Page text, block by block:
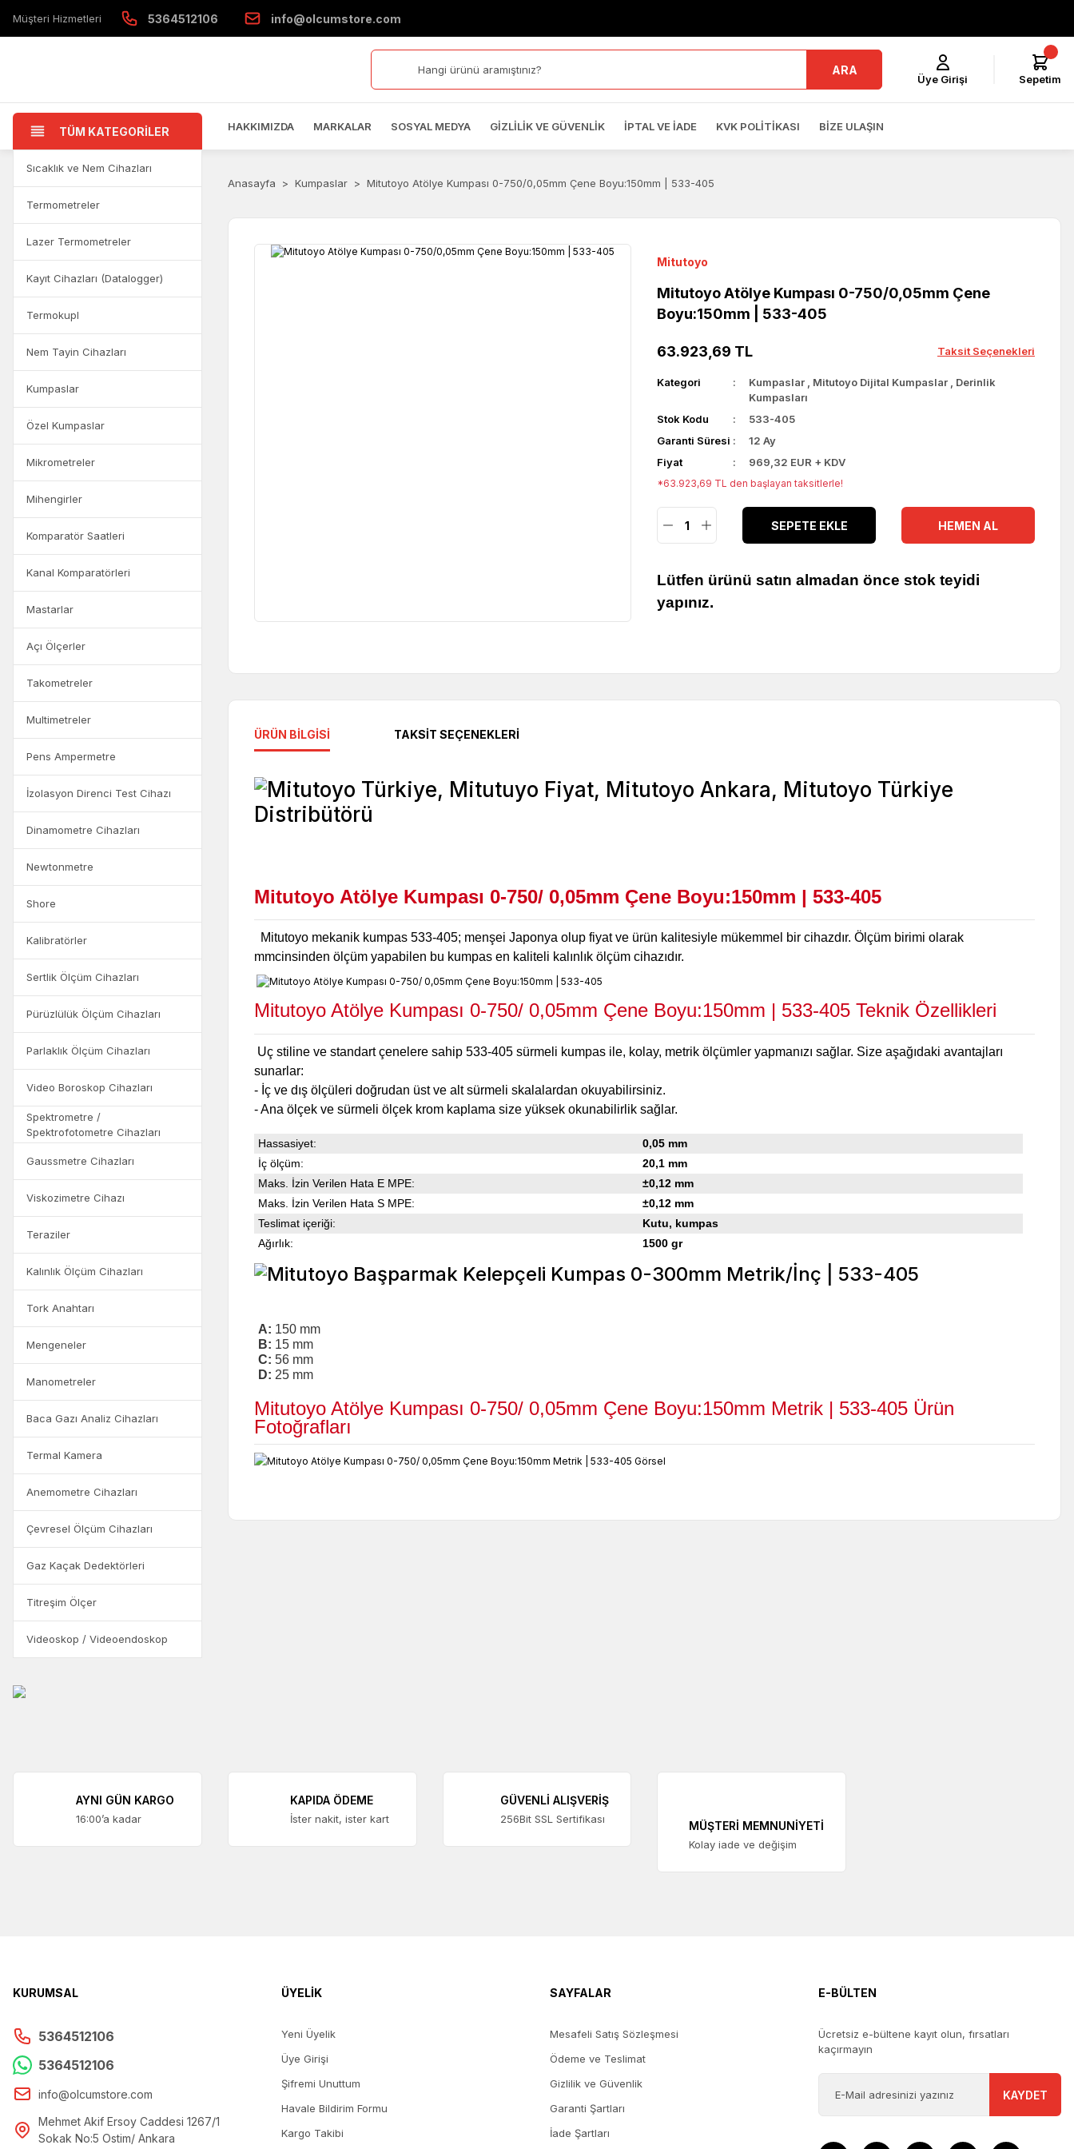
Müşteri Hizmetleri 5364512106 info@olcumstore.com
ARA
Üye Girişi Sepetim
TÜM KATEGORİLER HAKKIMIZDA MARKALAR SOSYAL MEDYA GIZLILIK VE GÜVENLIK İPTAL VE İADE KVK POLITIKASI BIZE ULAŞIN
Sıcaklık ve Nem Cihazları
Termometreler
Lazer Termometreler
Kayıt Cihazları (Datalogger)
Termokupl
Nem Tayin Cihazları
Kumpaslar
Özel Kumpaslar
Mikrometreler
Mihengirler
Komparatör Saatleri
Kanal Komparatörleri
Mastarlar
Açı Ölçerler
Takometreler
Multimetreler
Pens Ampermetre
İzolasyon Direnci Test Cihazı
Dinamometre Cihazları
Newtonmetre
Shore
Kalibratörler
Sertlik Ölçüm Cihazları
Pürüzlülük Ölçüm Cihazları
Parlaklık Ölçüm Cihazları
Video Boroskop Cihazları
Spektrometre /
Spektrofotometre Cihazları
Gaussmetre Cihazları
Viskozimetre Cihazı
Teraziler
Kalınlık Ölçüm Cihazları
Tork Anahtarı
Mengeneler
Manometreler
Baca Gazı Analiz Cihazları
Termal Kamera
Anemometre Cihazları
Çevresel Ölçüm Cihazları
Gaz Kaçak Dedektörleri
Titreşim Ölçer
Videoskop / Videoendoskop
Anasayfa Kumpaslar Mitutoyo Atölye Kumpası 0-750/0,05mm Çene Boyu:150mm | 533-405
Mitutoyo
Mitutoyo Atölye Kumpası 0-750/0,05mm Çene
Boyu:150mm | 533-405
63.923,69 TL Taksit Seçenekleri
Kategori Kumpaslar Mitutoyo Dijital Kumpaslar
Derinlik
Kumpasları
Stok Kodu
533-405
Garanti Süresi
12 Ay
Fiyat
969,32 EUR + KDV
*63.923,69 TL den başlayan taksitlerle!
SEPETE EKLE HEMEN AL
Lütfen ürünü satın almadan önce stok teyidi
yapınız.
ÜRÜN BILGISI TAKSIT SEÇENEKLERI
Mitutoyo Atölye Kumpası 0-750/ 0,05mm Çene Boyu:150mm | 533-405
Mitutoyo mekanik kumpas 533-405; menşei Japonya olup fiyat ve ürün kalitesiyle mükemmel bir cihazdır. Ölçüm birimi olarak
mmcinsinden ölçüm yapabilen bu kumpas en kaliteli kalınlık ölçüm cihazıdır.
Mitutoyo Atölye Kumpası 0-750/ 0,05mm Çene Boyu:150mm | 533-405 Teknik Özellikleri
Uç stiline ve standart çenelere sahip 533-405 sürmeli kumpas ile, kolay, metrik ölçümler yapmanızı sağlar. Size aşağıdaki avantajları
sunarlar:
- İç ve dış ölçüleri doğrudan üst ve alt sürmeli skalalardan okuyabilirsiniz.
- Ana ölçek ve sürmeli ölçek krom kaplama size yüksek okunabilirlik sağlar.
Hassasiyet:
0,05 mm
İç ölçüm:
20,1 mm
Maks. İzin Verilen Hata E MPE:
±0,12 mm
Maks. İzin Verilen Hata S MPE:
±0,12 mm
Teslimat içeriği:
Kutu, kumpas
Ağırlık:
1500 gr
A: 150 mm
B: 15 mm
C: 56 mm
D: 25 mm
Mitutoyo Atölye Kumpası 0-750/ 0,05mm Çene Boyu:150mm Metrik | 533-405 Ürün
Fotoğrafları
AYNI GÜN KARGO
16:00’a kadar
KAPIDA ÖDEME
İster nakit, ister kart
GÜVENLİ ALIŞVERİŞ
256Bit SSL Sertifikası MÜŞTERİ MEMNUNİYETİ
Kolay iade ve değişim
KURUMSAL
5364512106
5364512106
info@olcumstore.com
Mehmet Akif Ersoy Caddesi 1267/1
Sokak No:5 Ostim/ Ankara
ÜYELİK
Yeni Üyelik
Üye Girişi
Şifremi Unuttum
Havale Bildirim Formu
Kargo Takibi
SAYFALAR
Mesafeli Satış Sözleşmesi
Ödeme ve Teslimat
Gizlilik ve Güvenlik
Garanti Şartları
İade Şartları
E-BÜLTEN
Ücretsiz e-bültene kayıt olun, fırsatları
kaçırmayın
KAYDET